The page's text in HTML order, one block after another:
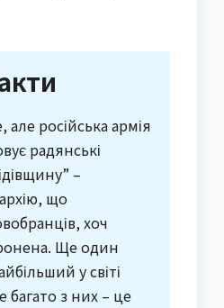
російська армія
радянські
–
що
хоч
Ще один
у світі
багато з них – це